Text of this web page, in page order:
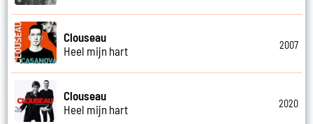
Clouseau
Heel mijn hart
2007
Clouseau
Heel mijn hart
2020